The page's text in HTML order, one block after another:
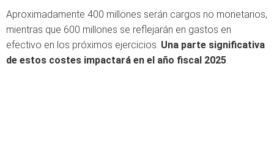
Aproximadamente 400 millones serán cargos no monetarios,
mientras que 600 millones se reflejarán en gastos en
efectivo en los próximos ejercicios. Una parte significativa
de estos costes impactará en el año fiscal 2025.